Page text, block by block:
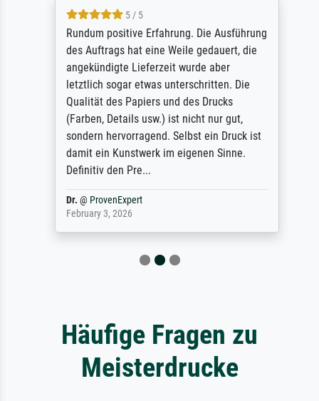
5 / 5
Rundum positive Erfahrung. Die Ausführung
des Auftrags hat eine Weile gedauert, die
angekündigte Lieferzeit wurde aber
letztlich sogar etwas unterschritten. Die
Qualität des Papiers und des Drucks
(Farben, Details usw.) ist nicht nur gut,
sondern hervorragend. Selbst ein Druck ist
damit ein Kunstwerk im eigenen Sinne.
Definitiv den Pre...
Dr.@ProvenExpert
February 3, 2026
Häufige Fragen zu
Meisterdrucke